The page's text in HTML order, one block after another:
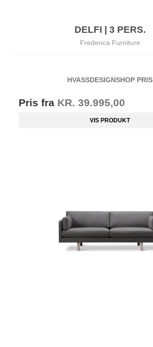
DELFI | 3 PERS.
Frederica Furniture
HVASSDESIGNSHOP PRIS
Pris fra KR. 39.995,00
VIS PRODUKT